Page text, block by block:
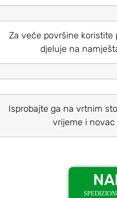
Za veće površine koristite
djeluje na
Isprobajte ga na vrtnim
vrijeme i